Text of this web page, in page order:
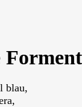
blau,